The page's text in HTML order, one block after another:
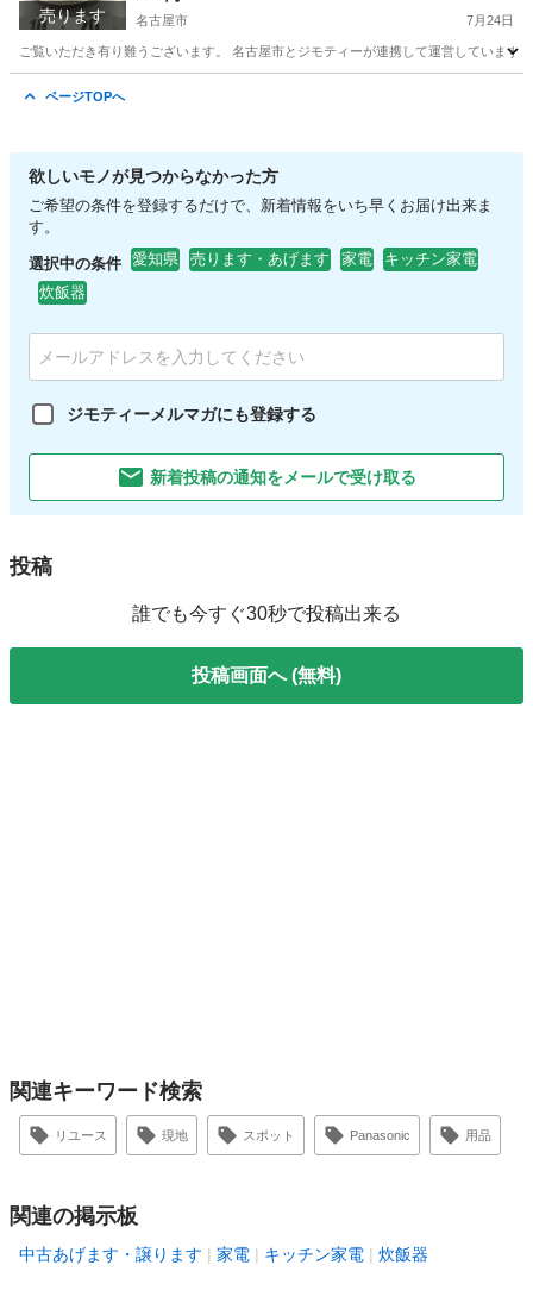
売ります 名古屋市 7月24日
ご覧いただき有り難うございます。 名古屋市とジモティーが連携して運営してい
ページTOPへ
欲しいモノが見つからなかった方
ご希望の条件を登録するだけで、新着情報をいち早くお届け出来ま
す。
選択中の条件 愛知県 売ります・あげます 家電
キッチン家電
炊飯器
ジモティーメルマガにも登録する
新着投稿の通知をメールで受け取る
投稿
誰でも今すぐ30秒で投稿出来る
投稿画面へ (無料)
関連キーワード検索
リユース 現地 スポット Panasonic 用品
関連の掲示板
中古あげます・譲ります 家電 キッチン家電 炊飯器